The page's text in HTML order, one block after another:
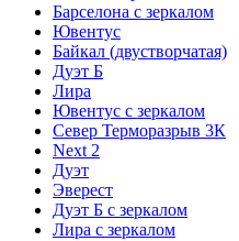
Барселона с зеркалом
Ювентус
Байкал (двустворчатая)
Дуэт Б
Лира
Ювентус с зеркалом
Север Терморазрыв 3К
Next 2
Дуэт
Эверест
Дуэт Б с зеркалом
Лира с зеркалом